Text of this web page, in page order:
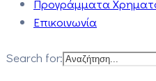
Προγράμματα
Επικοινωνία
Search for: